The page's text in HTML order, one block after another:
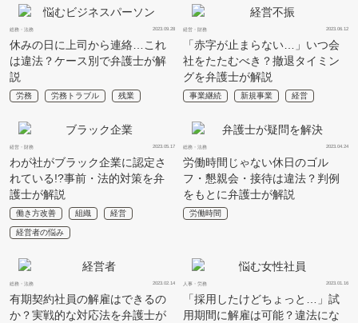
総務・法務 2023.09.28
休みの日に上司から連絡…これ
は違法？ケース別で弁護士が解
説
労務 労務トラブル 残業
経営・財務 2023.06.12
「赤字が止まらない…」いつ会
社をたたむべき？撤退タイミン
グを弁護士が解説
事業継続 新規事業 経営
経営・財務 2023.05.17
わが社がブラック企業に認定さ
れている!?事前・法的対策を弁
護士が解説
働き方改善 組織 経営
経営者の悩み
総務・法務 2023.04.24
労働時間じゃない休日のゴル
フ・懇親会・接待は違法？判例
をもとに弁護士が解説
労働時間
総務・法務 2023.02.14
有期契約社員の解雇はできるの
か？実戦的な対応法を弁護士が
人事・労務 2023.01.16
「採用したけどちょっと…」試
用期間に解雇は可能？違法にな